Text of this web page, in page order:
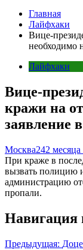
Главная
Лайфхаки
Вице-
необходимо
Лайфхаки
Вице-
кражи на
заявление
Москва242 месяца
При краже в
вызвать полицию
администрацию
пропали.
Навигация
Предыдущая: